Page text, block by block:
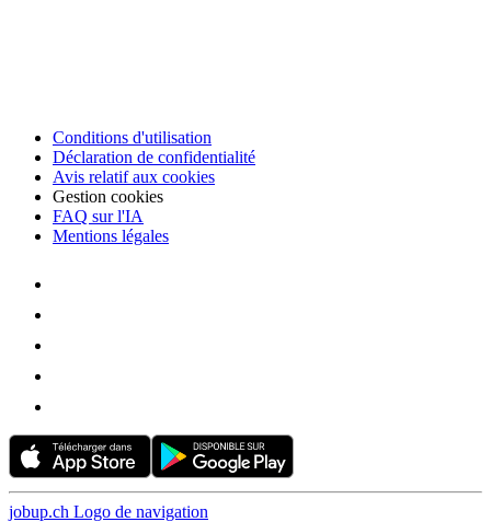
Conditions d'utilisation
Déclaration de confidentialité
Avis relatif aux cookies
Gestion cookies
FAQ sur l'IA
Mentions légales
jobup.ch Logo de navigation